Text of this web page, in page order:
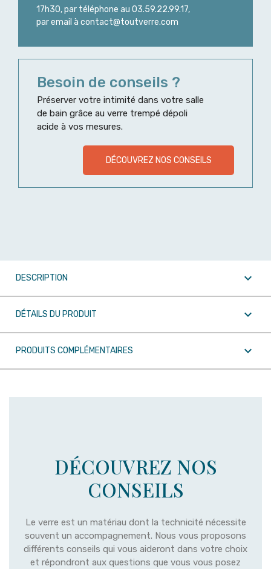
17h30, par téléphone au 03.59.22.99.17,
par email à contact@toutverre.com
Besoin de conseils ?
Préserver votre intimité dans votre salle
de bain grâce au verre trempé dépoli
acide à vos mesures.
DÉCOUVREZ NOS CONSEILS
DESCRIPTION 
DÉTAILS DU PRODUIT 
PRODUITS COMPLÉMENTAIRES 
DÉCOUVREZ NOS
CONSEILS
Le verre est un matériau dont la technicité nécessite
souvent un accompagnement. Nous vous proposons
différents conseils qui vous aideront dans votre choix
et répondront aux questions que vous vous posez